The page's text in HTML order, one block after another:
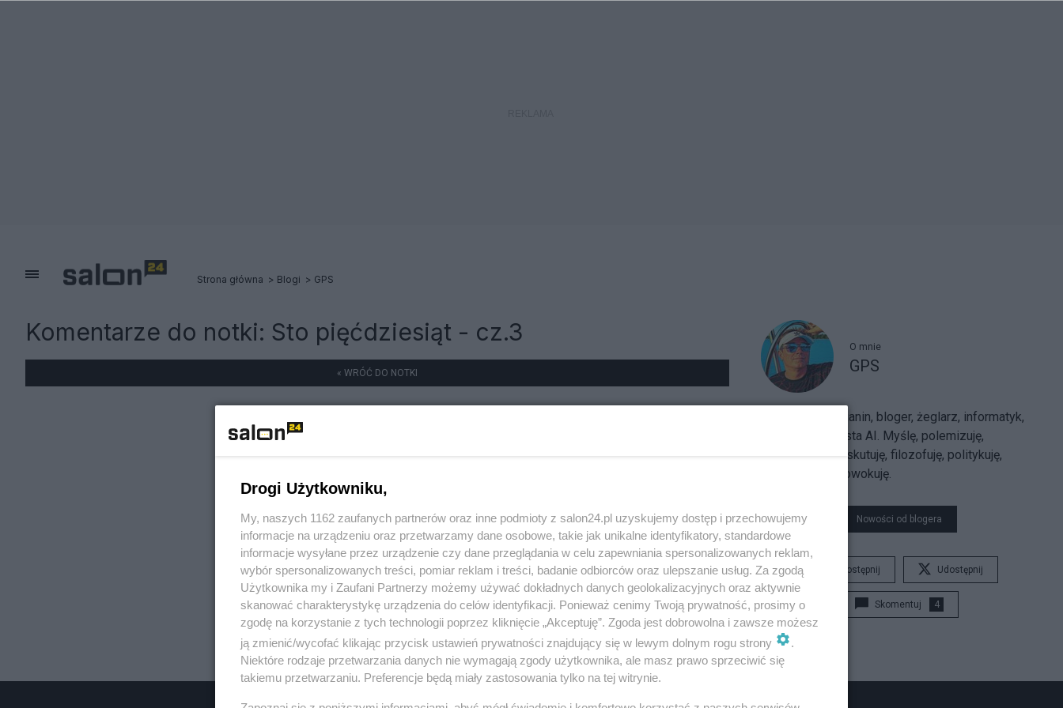
Strona główna Blogi GPS
Komentarze do notki: Sto pięćdziesiąt - cz.3
« WRÓĆ DO NOTKI
O mnie
GPS
Sarmatolibertarianin, bloger, żeglarz, informatyk,
trajkkarz, futurysta AI. Myślę, polemizuję,
argumentuję, dyskutuję, filozofuję, politykuję,
uzasadniam, prowokuję.
Nowości od blogera
Udostępnij Udostępnij
Skomentuj 4
Drogi Użytkowniku,
My, naszych 1162 zaufanych partnerów oraz inne podmioty z salon24.pl uzyskujemy dostęp i przechowujemy
informacje na urządzeniu oraz przetwarzamy dane osobowe, takie jak unikalne identyfikatory, standardowe
informacje wysyłane przez urządzenie czy dane przeglądania w celu zapewniania spersonalizowanych reklam,
wybór spersonalizowanych treści, pomiar reklam i treści, badanie odbiorców oraz ulepszanie usług. Za zgodą
Użytkownika my i Zaufani Partnerzy możemy używać dokładnych danych geolokalizacyjnych oraz aktywnie
skanować charakterystykę urządzenia do celów identyfikacji. Ponieważ cenimy Twoją prywatność, prosimy o
zgodę na korzystanie z tych technologii poprzez kliknięcie „Akceptuję”. Zgoda jest dobrowolna i zawsze możesz
ją zmienić/wycofać klikając przycisk ustawień prywatności znajdujący się w lewym dolnym rogu strony
.
Niektóre rodzaje przetwarzania danych nie wymagają zgody użytkownika, ale masz prawo sprzeciwić się
takiemu przetwarzaniu. Preferencje będą miały zastosowania tylko na tej witrynie.